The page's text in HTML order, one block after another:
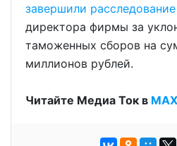
завершили расследование
директора фирмы за
таможенных сборов на
миллионов рублей.
Читайте Медиа Ток в МАХ